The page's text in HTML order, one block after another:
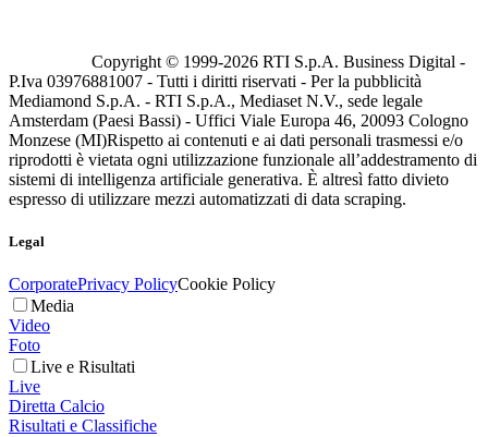
Copyright © 1999-2026 RTI S.p.A. Business Digital -
P.Iva 03976881007 - Tutti i diritti riservati - Per la pubblicità
Mediamond S.p.A. - RTI S.p.A., Mediaset N.V., sede legale
Amsterdam (Paesi Bassi) - Uffici Viale Europa 46, 20093 Cologno
Monzese (MI)Rispetto ai contenuti e ai dati personali trasmessi e/o
riprodotti è vietata ogni utilizzazione funzionale all’addestramento di
sistemi di intelligenza artificiale generativa. È altresì fatto divieto
espresso di utilizzare mezzi automatizzati di data scraping.
Legal
CorporatePrivacy PolicyCookie Policy
Media
Video
Foto
Live e Risultati
Live
Diretta Calcio
Risultati e Classifiche